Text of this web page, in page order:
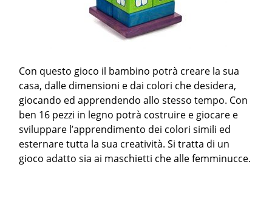
Con questo gioco il bambino potrà creare la sua
casa, dalle dimensioni e dai colori che desidera,
giocando ed apprendendo allo stesso tempo. Con
ben 16 pezzi in legno potrà costruire e giocare e
sviluppare l’apprendimento dei colori simili ed
esternare tutta la sua creatività. Si tratta di un
gioco adatto sia ai maschietti che alle femminucce.